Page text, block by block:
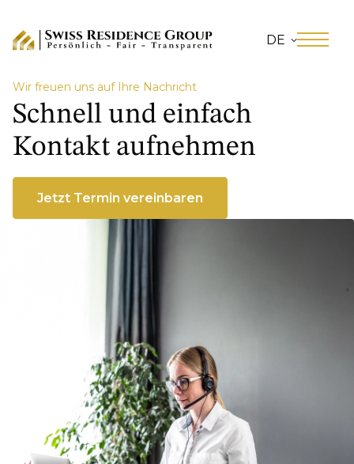
DE
Wir freuen uns auf Ihre Nachricht
Schnell und einfach
Kontakt aufnehmen
Jetzt Termin vereinbaren